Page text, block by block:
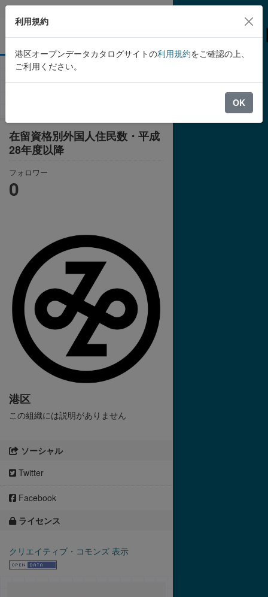
Skip to main content
組織
港区
在留資格別外国人住民数・平
在留資格別外国人住民数・平成
28年度以降
フォロワー
0
港区
この組織には説明がありません
ソーシャル
Twitter
Facebook
ライセンス
クリエイティブ・コモンズ 表示
利用規約
港区オープンデータカタログサイトの利用規約をご確認の上、
ご利用ください。
OK